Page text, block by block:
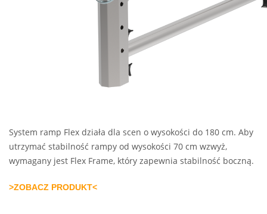
System ramp Flex działa dla scen o wysokości do 180 cm. Aby
utrzymać stabilność rampy od wysokości 70 cm wzwyż,
wymagany jest Flex Frame, który zapewnia stabilność boczną.
>ZOBACZ PRODUKT<